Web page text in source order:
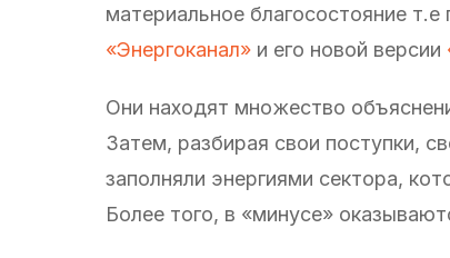
материальное благосостояние
«Энергоканал» и его новой версии
Они находят множество
Затем, разбирая свои поступки,
заполняли энергиями сектора,
Более того, в «минусе»